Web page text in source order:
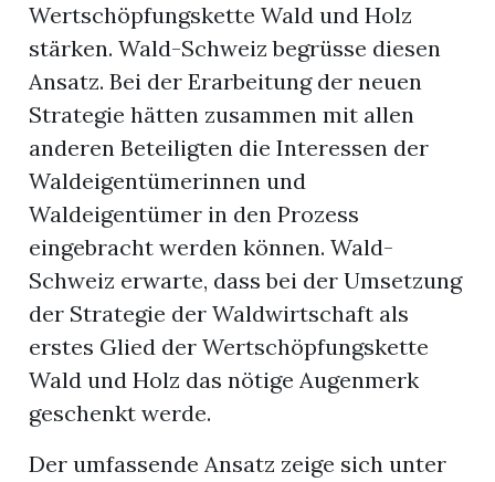
Wertschöpfungskette Wald und Holz
stärken. Wald-Schweiz begrüsse diesen
Ansatz. Bei der Erarbeitung der neuen
Strategie hätten zusammen mit allen
anderen Beteiligten die Interessen der
Waldeigentümerinnen und
Waldeigentümer in den Prozess
eingebracht werden können. Wald-
Schweiz erwarte, dass bei der Umsetzung
der Strategie der Waldwirtschaft als
erstes Glied der Wertschöpfungskette
Wald und Holz das nötige Augenmerk
geschenkt werde.
Der umfassende Ansatz zeige sich unter